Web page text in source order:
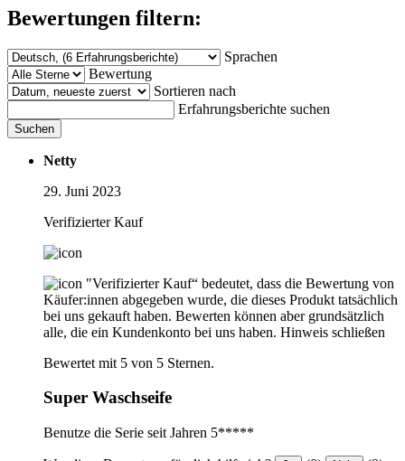
Bewertungen filtern:
Sprachen
Bewertung
Sortieren nach
Erfahrungsberichte suchen
Suchen
Netty
29. Juni 2023
Verifizierter Kauf
"Verifizierter Kauf“ bedeutet, dass die Bewertung von
Käufer:innen abgegeben wurde, die dieses Produkt tatsächlich
bei uns gekauft haben. Bewerten können aber grundsätzlich
alle, die ein Kundenkonto bei uns haben. Hinweis schließen
Bewertet mit 5 von 5 Sternen.
Super Waschseife
Benutze die Serie seit Jahren 5*****